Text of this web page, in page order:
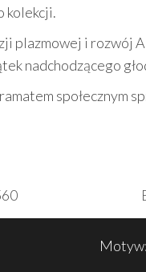
kolekcji.
plazmowej i rozwój
nadchodzącego
społecznym
Motyw: